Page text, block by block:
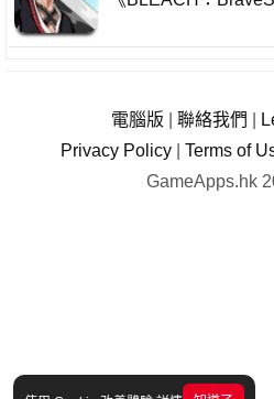
電腦版 聯絡我們
Privacy Policy
Terms of
GameApps.hk